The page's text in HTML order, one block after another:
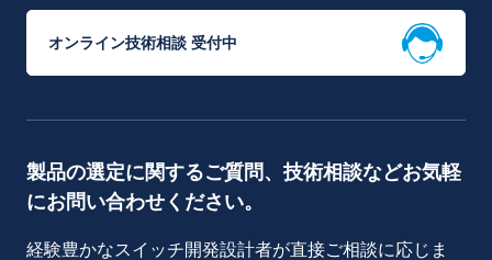
オンライン技術相談 受付中
製品の選定に関するご質問、技術相談などお気軽
にお問い合わせください。
経験豊かなスイッチ開発設計者が直接ご相談に応じま